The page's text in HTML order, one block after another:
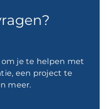
om je te helpen met
een project te
meer.